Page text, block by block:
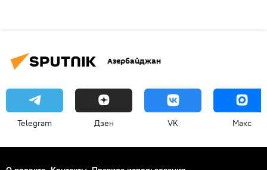
Азербайджан
Telegram Дзен VK Макс